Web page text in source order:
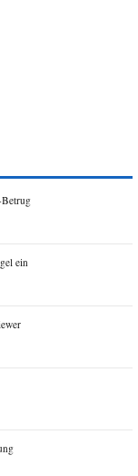
Betrug
ein